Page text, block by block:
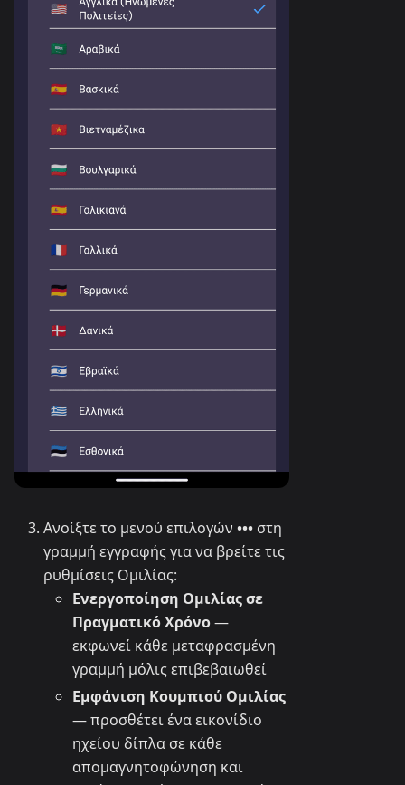
Ανοίξτε το μενού επιλογών ••• στη
γραμμή εγγραφής για να βρείτε τις
ρυθμίσεις Ομιλίας:
Ενεργοποίηση Ομιλίας σε
Πραγματικό Χρόνο—
εκφωνεί κάθε μεταφρασμένη
γραμμή μόλις επιβεβαιωθεί
Εμφάνιση Κουμπιού Ομιλίας
— προσθέτει ένα εικονίδιο
ηχείου δίπλα σε κάθε
απομαγνητοφώνηση και